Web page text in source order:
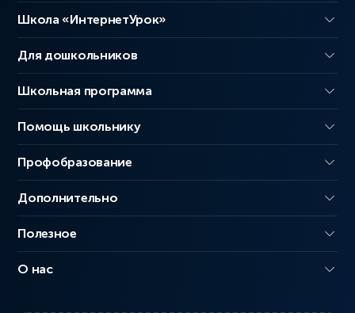
Школа «ИнтернетУрок»
Для дошкольников
Школьная программа
Помощь школьнику
Профобразование
Дополнительно
Полезное
О нас